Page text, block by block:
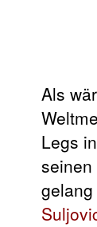
Als
Legs
seinen